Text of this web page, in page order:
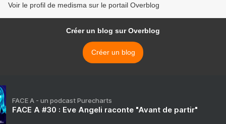
Voir le profil de medisma sur le portail Overblog
Créer un blog sur Overblog
Créer un blog
FACE A - un podcast Purecharts
FACE A #30 : Eve Angeli raconte "Avant de partir"